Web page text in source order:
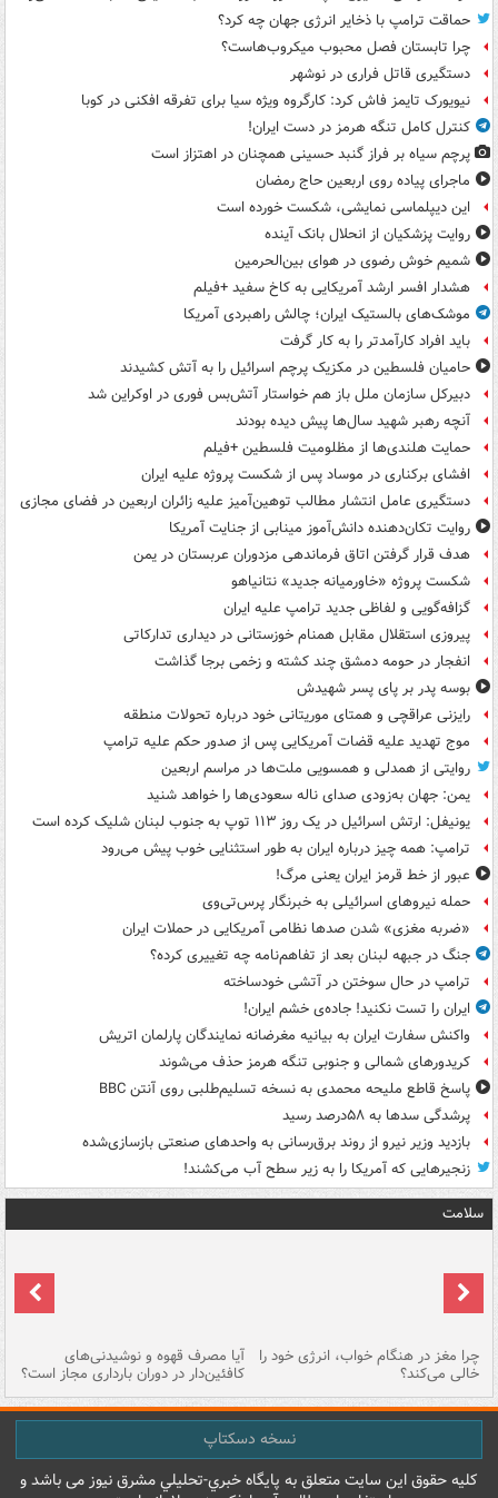
حماقت ترامپ با ذخایر انرژی جهان چه کرد؟
چرا تابستان فصل محبوب میکروب‌هاست؟
دستگیری قاتل فراری در نوشهر
نیویورک تایمز فاش کرد: کارگروه ویژه سیا برای تفرقه افکنی در کوبا
کنترل کامل تنگه هرمز در دست ایران!
پرچم سیاه بر فراز گنبد حسینی همچنان در اهتزاز است
ماجرای پیاده روی اربعین حاج رمضان
این دیپلماسی نمایشی، شکست خورده است
روایت پزشکیان از انحلال بانک آینده
شمیم خوش رضوی در هوای بین‌الحرمین
هشدار افسر ارشد آمریکایی به کاخ سفید +فیلم
موشک‌های بالستیک ایران؛ چالش راهبردی آمریکا
باید افراد کارآمدتر را به کار گرفت
حامیان فلسطین در مکزیک پرچم اسرائیل را به آتش کشیدند
دبیرکل سازمان ملل باز هم خواستار آتش‌بس فوری در اوکراین شد
آنچه رهبر شهید سال‌ها پیش دیده بودند
حمایت هلندی‌ها از مظلومیت فلسطین +فیلم
افشای برکناری در موساد پس از شکست پروژه علیه ایران
دستگیری عامل انتشار مطالب توهین‌آمیز علیه زائران اربعین در فضای مجازی
روایت تکان‌دهنده دانش‌آموز مینابی از جنایت آمریکا
هدف قرار گرفتن اتاق‌ فرماندهی مزدوران عربستان در یمن
شکست پروژه «خاورمیانه جدید» نتانیاهو
گزافه‌گویی و لفاظی جدید ترامپ علیه ایران
پیروزی استقلال مقابل همنام خوزستانی در دیداری تدارکاتی
انفجار در حومه دمشق چند کشته و زخمی برجا گذاشت
بوسه‌ پدر بر پای پسر شهیدش
رایزنی عراقچی و همتای موریتانی خود درباره تحولات منطقه
موج تهدید علیه قضات آمریکایی پس از صدور حکم علیه ترامپ
روایتی از همدلی و همسویی ملت‌ها در مراسم اربعین
یمن: جهان به‌زودی صدای ناله سعودی‌ها را خواهد شنید
یونیفل: ارتش اسرائیل در یک روز ۱۱۳ توپ به جنوب لبنان شلیک کرده است
ترامپ: همه چیز درباره ایران به طور استثنایی خوب پیش می‌رود
عبور از خط قرمز ایران یعنی مرگ!
حمله نیروهای اسرائیلی به خبرنگار پرس‌تی‌وی
«ضربه مغزی» شدن صدها نظامی آمریکایی در حملات ایران
جنگ در جبهه لبنان بعد از تفاهم‌نامه چه تغییری کرده؟
ترامپ در حال سوختن در آتشی خودساخته
ایران را تست نکنید! جاده‌ی خشم ایران!
واکنش سفارت ایران به بیانیه مغرضانه نمایندگان پارلمان اتریش
کریدورهای شمالی و جنوبی تنگه هرمز حذف می‌شوند
پاسخ قاطع ملیحه محمدی به نسخه تسلیم‌طلبی روی آنتن BBC
پرشدگی سدها به ۵۸درصد رسید
بازدید وزیر نیرو از روند برق‌رسانی به واحدهای صنعتی بازسازی‌شده
زنجیرهایی که آمریکا را به زیر سطح آب می‌کشند!
سلامت
چرا مغز در هنگام خواب، انرژی خود را
خالی می‌کند؟
آیا مصرف قهوه و نوشیدنی‌های
کافئین‌دار در دوران بارداری مجاز است؟
نسخه دسکتاپ
کليه حقوق اين سايت متعلق به پایگاه خبري-تحليلي مشرق نيوز می باشد و